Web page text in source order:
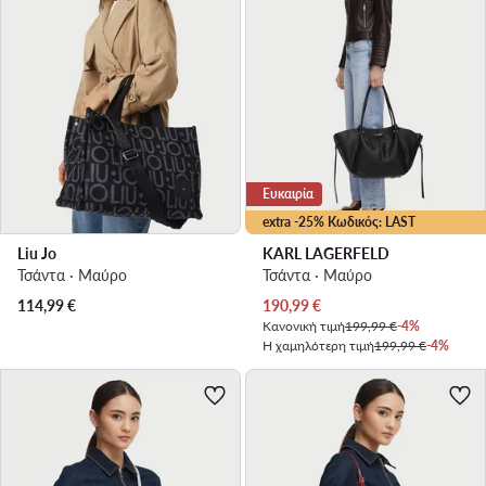
Liu Jo
Τσάντα · Μαύρο
114,99€
extra -25% Κωδικός: LAST
Ευκαιρία
KARL LAGERFELD
Τσάντα · Μαύρο
Τρέχουσα τιμή
190,99€
Κανονική τιμή199,99 €-4%
Η χαμηλότερη τιμή199,99 €-4%